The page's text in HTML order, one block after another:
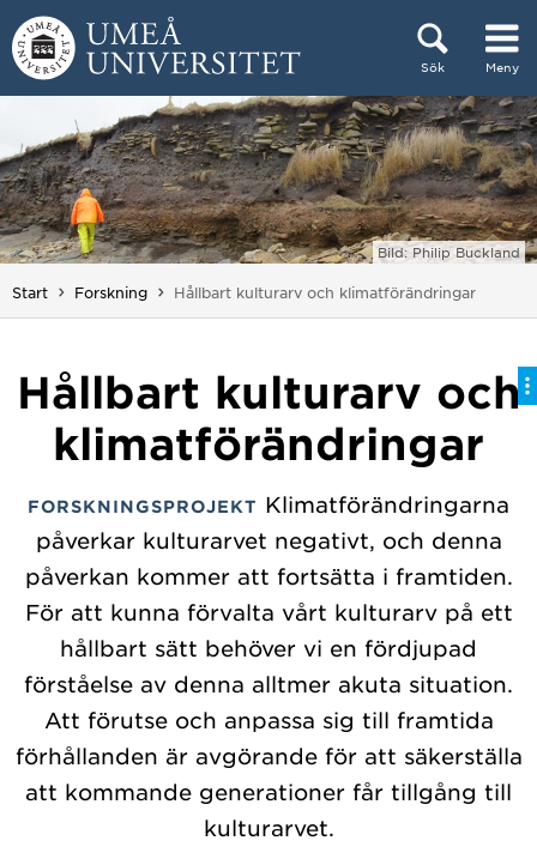
Hoppa direkt till innehållet
Sök Meny
Huvudmenyn dold.
Bild: Philip Buckland
Start Forskning Du är här:
Hållbart kulturarv och klimatförändringar
Hållbart kulturarv och
klimatförändringar
FORSKNINGSPROJEKT Klimatförändringarna
påverkar kulturarvet negativt, och denna
påverkan kommer att fortsätta i framtiden.
För att kunna förvalta vårt kulturarv på ett
hållbart sätt behöver vi en fördjupad
förståelse av denna alltmer akuta situation.
Att förutse och anpassa sig till framtida
förhållanden är avgörande för att säkerställa
att kommande generationer får tillgång till
kulturarvet.